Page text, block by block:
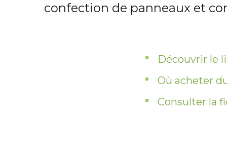
confection de panneaux et
Découvrir le
Où acheter
Consulter la